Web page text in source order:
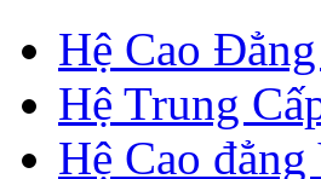
Hệ Cao
Hệ Trung
Hệ Cao